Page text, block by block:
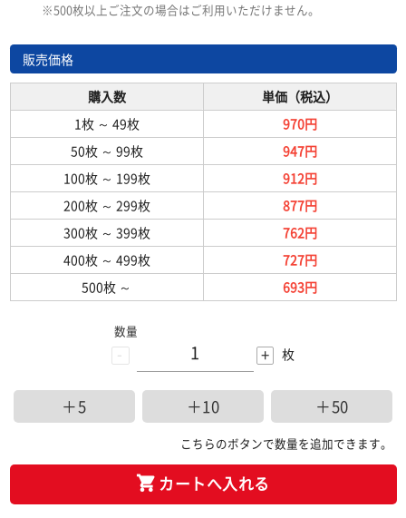
※500枚以上ご注文の場合はご利用いただけません。
販売価格
購入数
単価（税込）
1枚 ～ 49枚
970円
50枚 ～ 99枚
947円
100枚 ～ 199枚
912円
200枚 ～ 299枚
877円
300枚 ～ 399枚
762円
400枚 ～ 499枚
727円
500枚 ～ 693円
-
数量
+ 枚
＋5 ＋10 ＋50
こちらのボタンで数量を追加できます。
カートへ入れる